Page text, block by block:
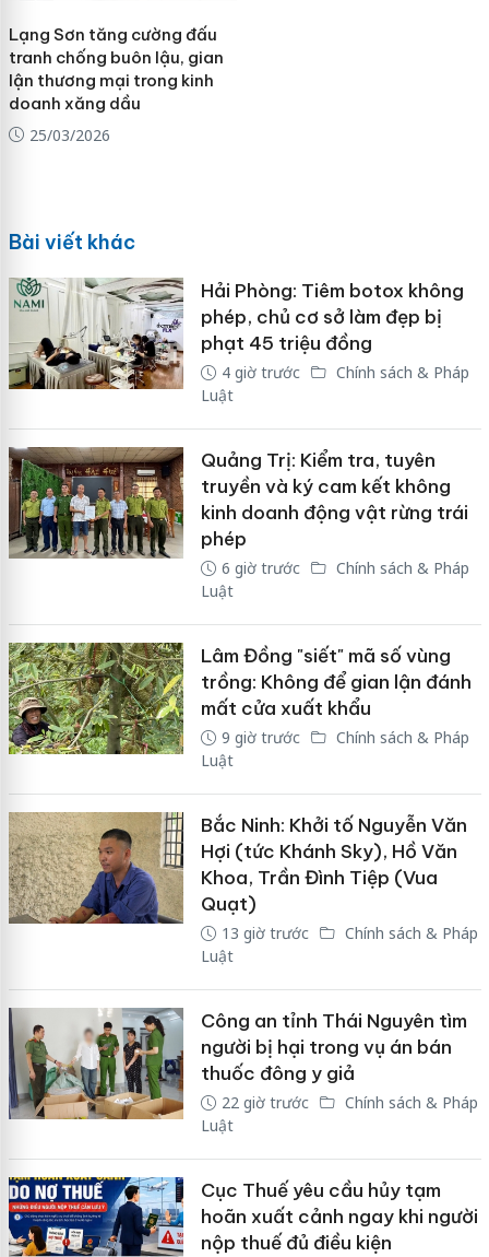
Lạng Sơn tăng cường đấu
tranh chống buôn lậu, gian
lận thương mại trong kinh
doanh xăng dầu
25/03/2026
Bài viết khác
Hải Phòng: Tiêm botox không
phép, chủ cơ sở làm đẹp bị
phạt 45 triệu đồng
4 giờ trước
Chính sách & Pháp
Luật
Quảng Trị: Kiểm tra, tuyên
truyền và ký cam kết không
kinh doanh động vật rừng trái
phép
6 giờ trước
Chính sách & Pháp
Luật
Lâm Đồng "siết" mã số vùng
trồng: Không để gian lận đánh
mất cửa xuất khẩu
9 giờ trước
Chính sách & Pháp
Luật
Bắc Ninh: Khởi tố Nguyễn Văn
Hợi (tức Khánh Sky), Hồ Văn
Khoa, Trần Đình Tiệp (Vua
Quạt)
13 giờ trước
Chính sách & Pháp
Luật
Công an tỉnh Thái Nguyên tìm
người bị hại trong vụ án bán
thuốc đông y giả
22 giờ trước
Chính sách & Pháp
Luật
Cục Thuế yêu cầu hủy tạm
hoãn xuất cảnh ngay khi người
nộp thuế đủ điều kiện